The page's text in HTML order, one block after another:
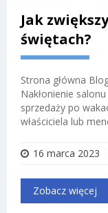
Jak
świętach?
Strona główna
Nakłonienie
sprzedaży po
właściciela lub
16 marca 2023
Zobacz więcej